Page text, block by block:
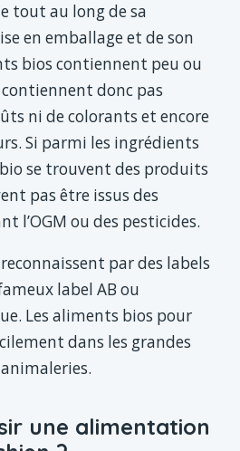
tout au long de sa
en emballage et de son
bios contiennent peu ou
donc pas
ni de colorants et encore
Si parmi les ingrédients
se trouvent des produits
pas être issus des
l’OGM ou des pesticides.
par des labels
label AB ou
Les aliments bios pour
dans les grandes
une alimentation